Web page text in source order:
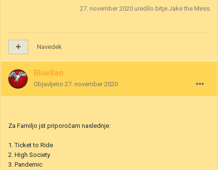
27. november 2020 uredilo bitje Jake the Mess
Navedek
BlueSan
Objavljeno 27. november 2020
Za Familjo jst priporočam naslednje:
1. Ticket to Ride
2. High Society
3. Pandemic